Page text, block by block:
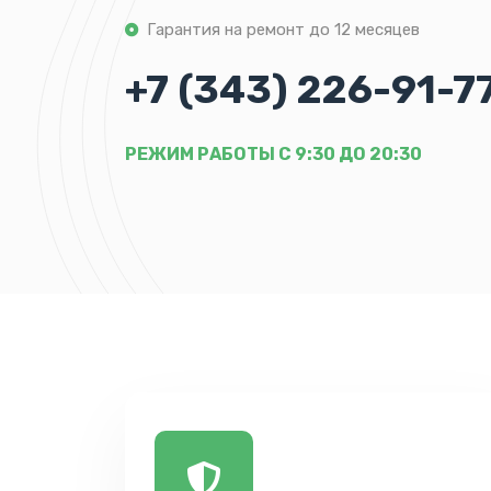
Гарантия на ремонт до 12 месяцев
+7 (343) 226-91-
РЕЖИМ РАБОТЫ С 9:30 ДО 20:30